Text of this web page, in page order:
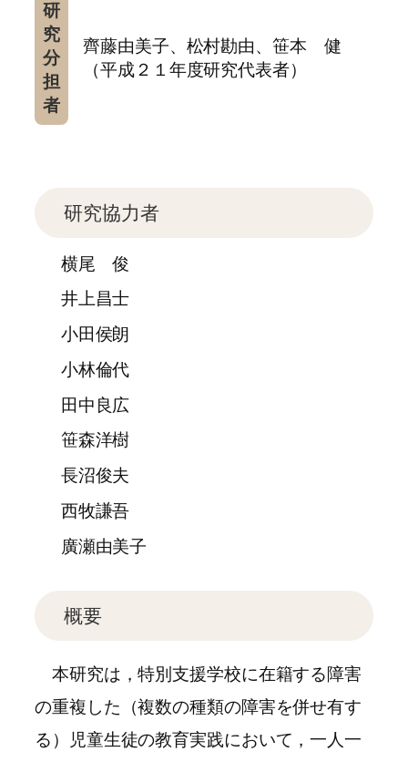
研
究
分
担
者
齊藤由美子、松村勘由、笹本 健
（平成２１年度研究代表者）
研究協力者
横尾 俊
井上昌士
小田侯朗
小林倫代
田中良広
笹森洋樹
長沼俊夫
西牧謙吾
廣瀬由美子
概要
本研究は，特別支援学校に在籍する障害
の重複した（複数の種類の障害を併せ有す
る）児童生徒の教育実践において，一人一